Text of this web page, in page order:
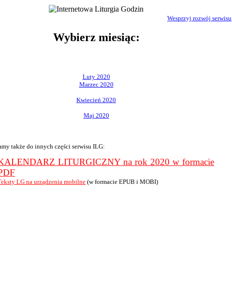
Wesprzyj rozwój serwisu
Wybierz miesiąc:
Luty 2020
Marzec 2020
Kwiecień 2020
Maj 2020
także do innych części serwisu ILG:
LITURGICZNY na rok 2020 w formacie
LG na urządzenia mobilne (w formacie EPUB i MOBI)